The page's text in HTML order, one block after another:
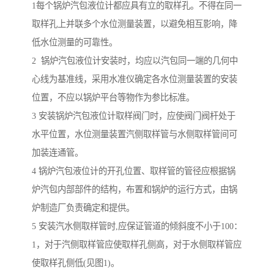
1每个锅炉汽包液位计都应具有立的取样孔。不得在同一
取样孔上并联多个水位测量装置，以避免相互影响，降
低水位测量的可靠性。
2 锅炉汽包液位计安装时，均应以汽包同一端的几何中
心线为基准线，采用水准仪确定各水位测量装置的安装
位置，不应以锅炉平台等物作为参比标准。
3 安装锅炉汽包液位计取样阀门时，应使阀门阀杆处于
水平位置，水位测量装置汽侧取样管与水侧取样管间可
加装连通管。
4 锅炉汽包液位计的开孔位置、取样管的管径应根据锅
炉汽包内部部件的结构，布置和锅炉的运行方式，由锅
炉制造厂负责确定和提供。
5 安装汽水侧取样管时,应保证管道的倾斜度不小于100：
1，对于汽侧取样管应使取样孔侧高，对于水侧取样管应
使取样孔侧低(见图1)。